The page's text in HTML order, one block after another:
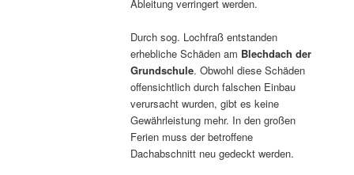
Ableitung verringert werden.
Durch sog. Lochfraß entstanden
erhebliche Schäden am Blechdach der
Grundschule. Obwohl diese Schäden
offensichtlich durch falschen Einbau
verursacht wurden, gibt es keine
Gewährleistung mehr. In den großen
Ferien muss der betroffene
Dachabschnitt neu gedeckt werden.